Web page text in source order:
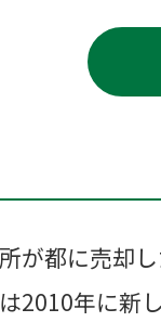
が都に売却
2010年に新